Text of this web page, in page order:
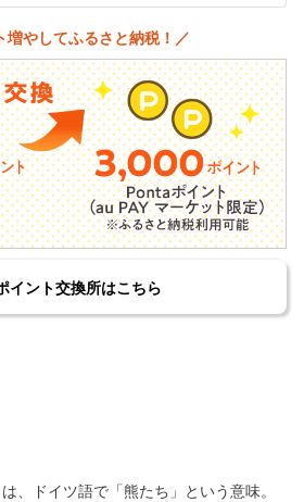
増やしてふるさと納税！／
イント交換所はこちら
、ドイツ語で「熊たち」という意味。